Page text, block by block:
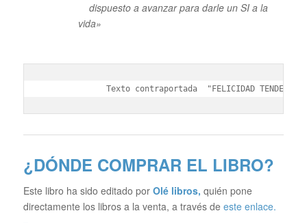
dispuesto a avanzar para darle un SI a la
vida»
Texto contraportada  "FELICIDAD
¿DÓNDE COMPRAR EL LIBRO?
Este libro ha sido editado por Olé libros, quién pone
directamente los libros a la venta, a través de este enlace.